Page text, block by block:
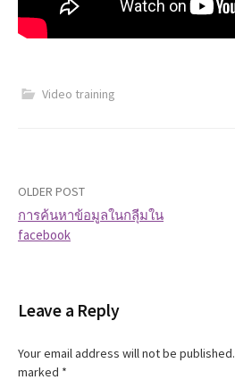
Video training
P
s
t
OLDER POST
การค้นหาข้อมูลในกลุ่ีมใน
facebook
Leave a Reply
Your email address will not be published.
marked *